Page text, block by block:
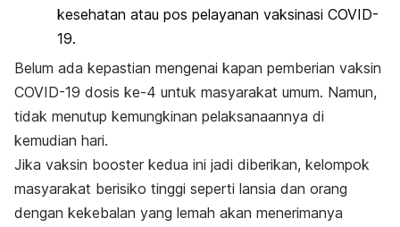
kesehatan atau pos pelayanan vaksinasi COVID-
19.
Belum ada kepastian mengenai kapan pemberian vaksin
COVID-19 dosis ke-4 untuk masyarakat umum. Namun,
tidak menutup kemungkinan pelaksanaannya di
kemudian hari.
Jika vaksin booster kedua ini jadi diberikan, kelompok
masyarakat berisiko tinggi seperti lansia dan orang
dengan kekebalan yang lemah akan menerimanya